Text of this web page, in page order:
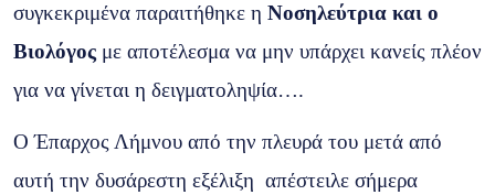
συγκεκριμένα παραιτήθηκε η Νοσηλεύτρια και ο
Βιολόγος με αποτέλεσμα να μην υπάρχει κανείς πλέον
για να γίνεται η δειγματοληψία….
Ο Έπαρχος Λήμνου από την πλευρά του μετά από
αυτή την δυσάρεστη εξέλιξη απέστειλε σήμερα